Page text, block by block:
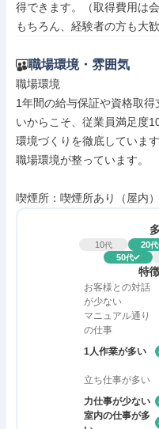
得できます。（取得費用は会
もちろん、経験者の方も大
職場環境・雰囲気
職場環境
1年間の給与保証や資格取
いからこそ、従業員満足度
環境づくりを徹底していま
職場環境が整っています。
喫煙所：喫煙所あり（屋内）
10代 20代
50代
特
お客様との対話
が少ない
マニュアル通り
の仕事
1人作業が多い
立ち仕事が多い
力仕事が少ない
室内の仕事が多